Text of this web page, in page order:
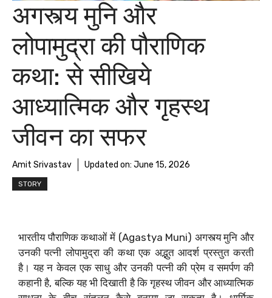
अगस्त्य मुनि और
लोपामुद्रा की पौराणिक
कथा: से सीखिये
आध्यात्मिक और गृहस्थ
जीवन का सफर
Amit Srivastav Updated on: June 15, 2026
STORY
भारतीय पौराणिक कथाओं में (Agastya Muni) अगस्त्य मुनि और
उनकी पत्नी लोपामुद्रा की कथा एक अद्भुत आदर्श प्रस्तुत करती
है। यह न केवल एक साधु और उनकी पत्नी की प्रेम व समर्पण की
कहानी है, बल्कि यह भी दिखाती है कि गृहस्थ जीवन और आध्यात्मिक